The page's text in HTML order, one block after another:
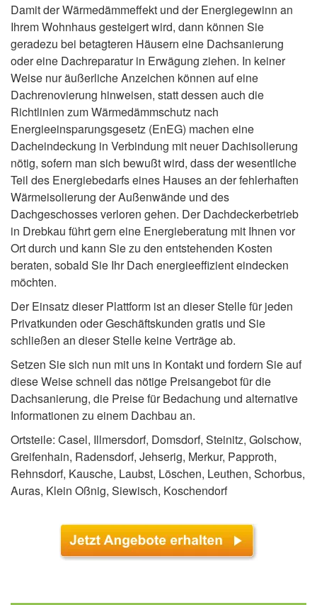
Damit der Wärmedämmeffekt und der Energiegewinn an
Ihrem Wohnhaus gesteigert wird, dann können Sie
geradezu bei betagteren Häusern eine Dachsanierung
oder eine Dachreparatur in Erwägung ziehen. In keiner
Weise nur äußerliche Anzeichen können auf eine
Dachrenovierung hinweisen, statt dessen auch die
Richtlinien zum Wärmedämmschutz nach
Energieeinsparungsgesetz (EnEG) machen eine
Dacheindeckung in Verbindung mit neuer Dachisolierung
nötig, sofern man sich bewußt wird, dass der wesentliche
Teil des Energiebedarfs eines Hauses an der fehlerhaften
Wärmeisolierung der Außenwände und des
Dachgeschosses verloren gehen. Der Dachdeckerbetrieb
in Drebkau führt gern eine Energieberatung mit Ihnen vor
Ort durch und kann Sie zu den entstehenden Kosten
beraten, sobald Sie Ihr Dach energieeffizient eindecken
möchten.
Der Einsatz dieser Plattform ist an dieser Stelle für jeden
Privatkunden oder Geschäftskunden gratis und Sie
schließen an dieser Stelle keine Verträge ab.
Setzen Sie sich nun mit uns in Kontakt und fordern Sie auf
diese Weise schnell das nötige Preisangebot für die
Dachsanierung, die Preise für Bedachung und alternative
Informationen zu einem Dachbau an.
Ortsteile: Casel, Illmersdorf, Domsdorf, Steinitz, Golschow,
Greifenhain, Radensdorf, Jehserig, Merkur, Papproth,
Rehnsdorf, Kausche, Laubst, Löschen, Leuthen, Schorbus,
Auras, Klein Oßnig, Siewisch, Koschendorf